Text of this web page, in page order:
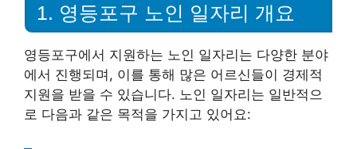
1. 영등포구 노인 일자리 개요
영등포구에서 지원하는 노인 일자리는 다양한 분야
에서 진행되며, 이를 통해 많은 어르신들이 경제적
지원을 받을 수 있습니다. 노인 일자리는 일반적으
로 다음과 같은 목적을 가지고 있어요: